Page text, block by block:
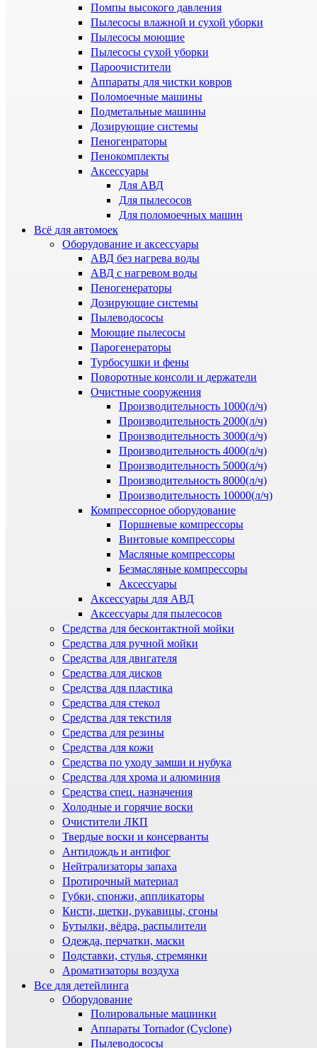
Помпы высокого давления
Пылесосы влажной и сухой уборки
Пылесосы моющие
Пылесосы сухой уборки
Пароочистители
Аппараты для чистки ковров
Поломоечные машины
Подметальные машины
Дозирующие системы
Пеногенраторы
Пенокомплекты
Аксессуары
Для АВД
Для пылесосов
Для поломоечных машин
Всё для автомоек
Оборудование и аксессуары
АВД без нагрева воды
АВД с нагревом воды
Пеногенераторы
Дозирующие системы
Пылеводососы
Моющие пылесосы
Парогенераторы
Турбосушки и фены
Поворотные консоли и держатели
Очистные сооружения
Производительность 1000(л/ч)
Производительность 2000(л/ч)
Производительность 3000(л/ч)
Производительность 4000(л/ч)
Производительность 5000(л/ч)
Производительность 8000(л/ч)
Производительность 10000(л/ч)
Компрессорное оборудование
Поршневые компрессоры
Винтовые компрессоры
Масляные компрессоры
Безмасляные компрессоры
Аксессуары
Аксессуары для АВД
Аксессуары для пылесосов
Средства для бесконтактной мойки
Средства для ручной мойки
Средства для двигателя
Средства для дисков
Средства для пластика
Средства для стекол
Средства для текстиля
Средства для резины
Средства для кожи
Средства по уходу замши и нубука
Средства для хрома и алюминия
Средства спец. назначения
Холодные и горячие воски
Очистители ЛКП
Твердые воски и консерванты
Антидождь и антифог
Нейтрализаторы запаха
Протирочный материал
Губки, спонжи, аппликаторы
Кисти, щетки, рукавицы, сгоны
Бутылки, вёдра, распылители
Одежда, перчатки, маски
Подставки, стулья, стремянки
Ароматизаторы воздуха
Все для детейлинга
Оборудование
Полировальные машинки
Аппараты Tornador (Cyclone)
Пылеводососы